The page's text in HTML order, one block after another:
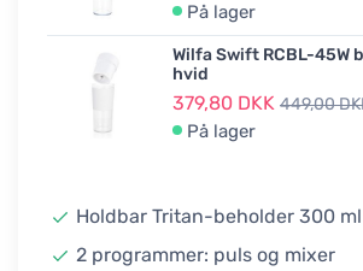
På lager
Wilfa Swift RCBL-45W
hvid
379,80 DKK 449,00
På lager
Holdbar Tritan-beholder 300 ml
2 programmer: puls og mixer